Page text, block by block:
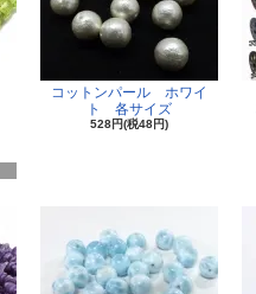
コットンパール ホワイ
ト 各サイズ
528円(税48円)